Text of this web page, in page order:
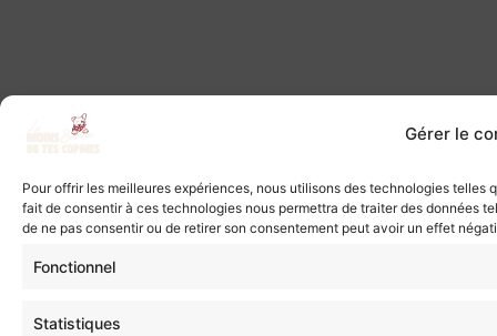
Gérer le
Pour offrir les meilleures expériences, nous utilisons des technologies
fait de consentir à ces technologies nous permettra de traiter des données
de ne pas consentir ou de retirer son consentement peut avoir un effet
Fonctionnel
Statistiques